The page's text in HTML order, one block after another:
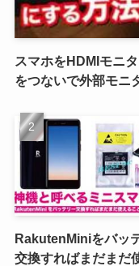
スマホをHDMIモニ
をつないで外部モニ
RakutenMiniをバッ
交換すればまだまだ